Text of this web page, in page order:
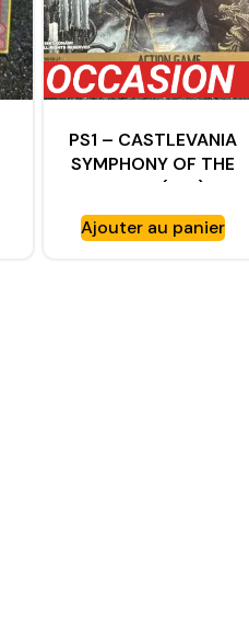
PS1 – CASTLEVANIA
SYMPHONY OF THE
NIGHT (Jap)
Ajouter au panier